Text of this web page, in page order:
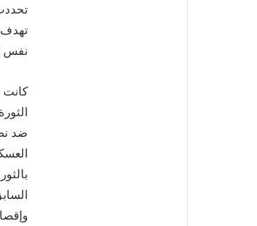
نفس
كانت
ضد